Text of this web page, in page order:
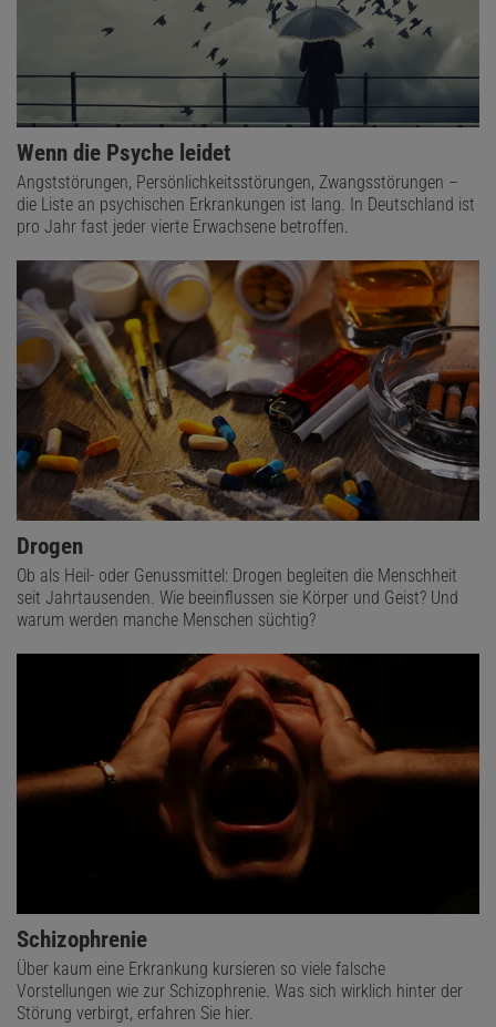
Wenn die Psyche leidet
Angststörungen, Persönlichkeitsstörungen, Zwangsstörungen –
die Liste an psychischen Erkrankungen ist lang. In Deutschland ist
pro Jahr fast jeder vierte Erwachsene betroffen.
Drogen
Ob als Heil- oder Genussmittel: Drogen begleiten die Menschheit
seit Jahrtausenden. Wie beeinflussen sie Körper und Geist? Und
warum werden manche Menschen süchtig?
Schizophrenie
Über kaum eine Erkrankung kursieren so viele falsche
Vorstellungen wie zur Schizophrenie. Was sich wirklich hinter der
Störung verbirgt, erfahren Sie hier.